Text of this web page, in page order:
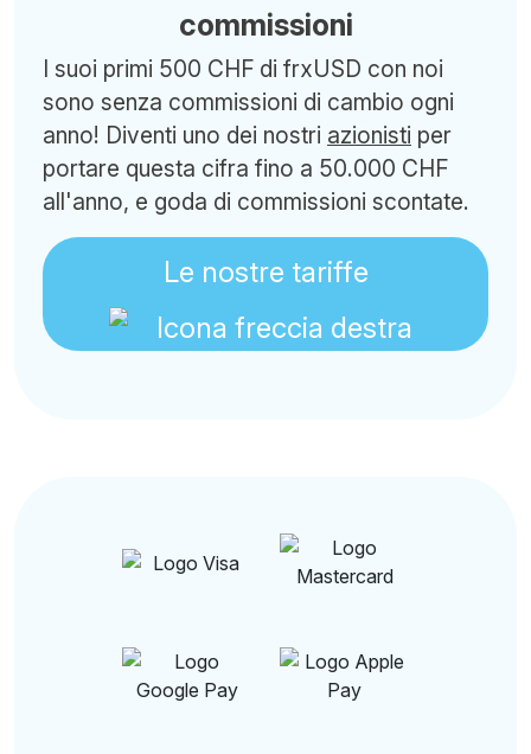
commissioni
I suoi primi 500 CHF di frxUSD con noi
sono senza commissioni di cambio ogni
anno! Diventi uno dei nostri azionisti per
portare questa cifra fino a 50.000 CHF
all'anno, e goda di commissioni scontate.
Le nostre tariffe